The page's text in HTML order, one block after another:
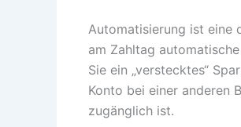
Automatisierung ist eine
am Zahltag
Sie ein „verstecktes“
Konto bei einer anderen
zugänglich ist.